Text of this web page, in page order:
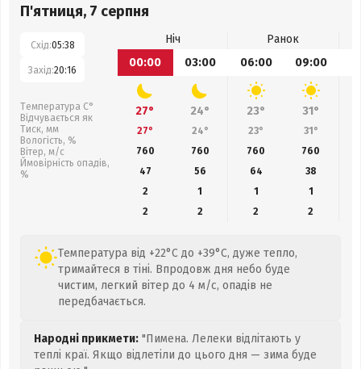
П'ятниця, 7 серпня
Схід:05:38
Захід:20:16
Температура С°
Відчувається як
Тиск, мм
Вологість, %
Вітер, м/с
Ймовірність опадів,
%
Ніч
Ранок
00:00
03:00 06:00 09:00
27° 24° 23° 31°
27° 24° 23° 31°
760
760 760 760
47
56 64 38
2
1 1
1
2
2 2 2
Температура від +22°C до +39°C, дуже тепло,
тримайтеся в тіні. Впродовж дня небо буде
чистим, легкий вітер до 4 м/с, опадів не
передбачається.
Народні прикмети: "Пимена. Лелеки відлітають у
теплі краї. Якщо відлетіли до цього дня — зима буде